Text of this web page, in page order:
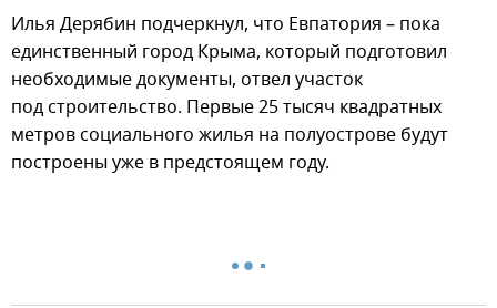
Илья Дерябин подчеркнул, что Евпатория – пока
единственный город Крыма, который подготовил
необходимые документы, отвел участок
под строительство. Первые 25 тысяч квадратных
метров социального жилья на полуострове будут
построены уже в предстоящем году.